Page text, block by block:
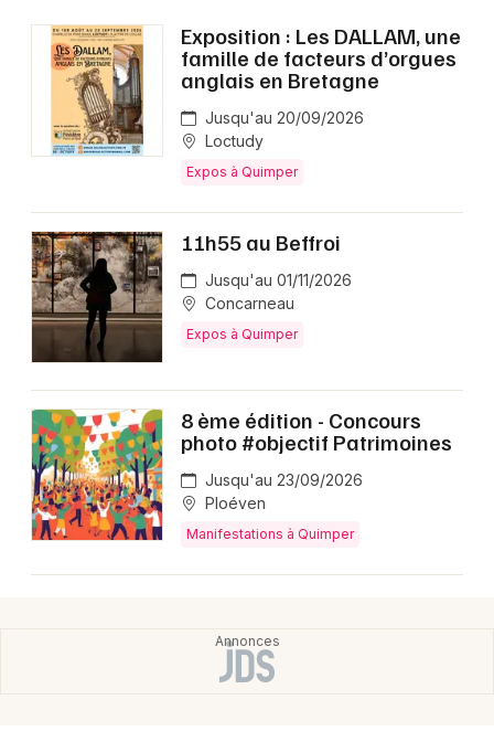
Exposition : Les DALLAM, une
famille de facteurs d’orgues
anglais en Bretagne
Jusqu'au 20/09/2026
Loctudy
Expos à Quimper
11h55 au Beffroi
Jusqu'au 01/11/2026
Concarneau
Expos à Quimper
8 ème édition - Concours
photo #objectif Patrimoines
Jusqu'au 23/09/2026
Ploéven
Manifestations à Quimper